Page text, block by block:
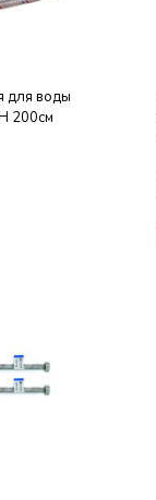
для воды
200см